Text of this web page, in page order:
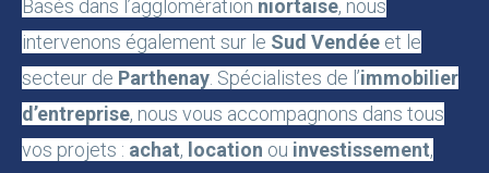
Basés dans l’agglomération niortaise, nous
intervenons également sur le Sud Vendée et le
secteur de Parthenay . Spécialistes de l’immobilier
d’entreprise, nous vous accompagnons dans tous
vos projets : achat, location ou investissement,